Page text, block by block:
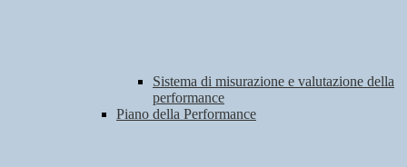
Sistema di misurazione e valutazione della
performance
Piano della Performance